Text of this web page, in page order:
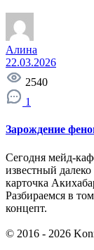
Алина
22.03.2026
2540
1
Зарождение
Сегодня мейд-
известный
карточка
Разбираемся в
концепт.
© 2016 - 2026